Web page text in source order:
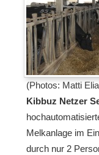
(Photos: Matti
Kibbuz Netzer
Melkanlage im
durch nur 2